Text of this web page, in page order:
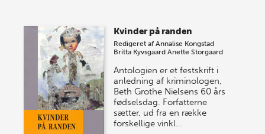
Kvinder på randen
Redigeret afAnnalise Kongstad
Britta Kyvsgaard Anette Storgaard
Antologien er et festskrift i
anledning af kriminologen,
Beth Grothe Nielsens 60 års
fødselsdag. Forfatterne
sætter, ud fra en række
forskellige vinkl…